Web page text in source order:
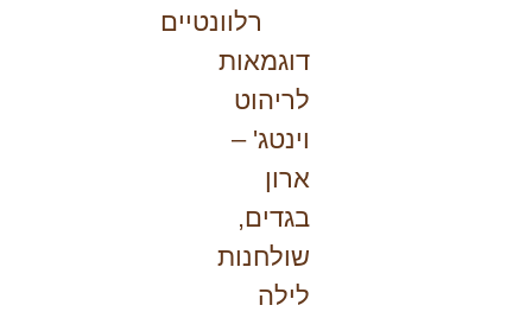
רלוונטיים
דוגמאות
לריהוט
וינטג' –
ארון
בגדים,
שולחנות
לילה